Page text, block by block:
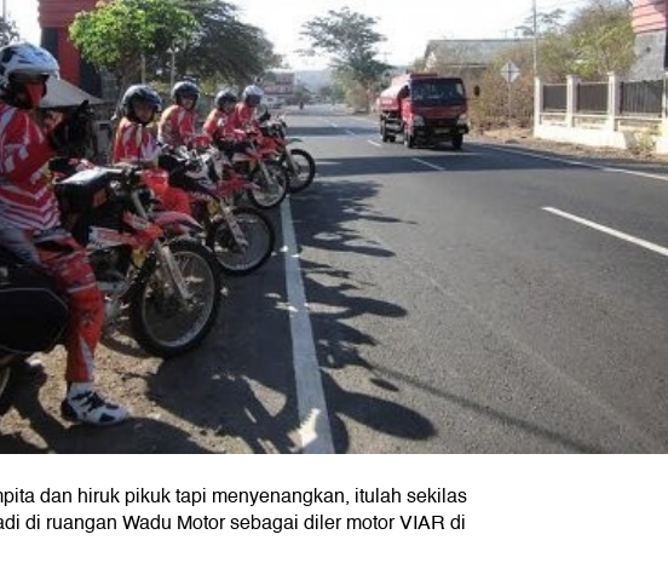
dan hiruk pikuk tapi menyenangkan, itulah sekilas
di ruangan Wadu Motor sebagai diler motor VIAR di